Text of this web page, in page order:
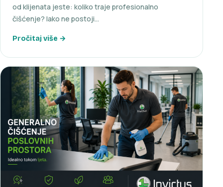
od klijenata jeste: koliko traje profesionalno
čišćenje? Iako ne postoji…
Pročitaj više →